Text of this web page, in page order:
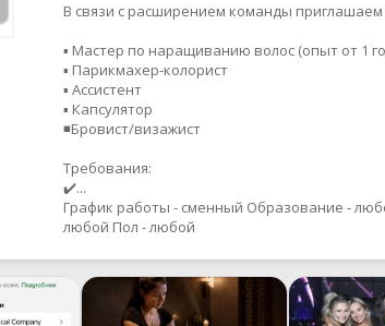
В связи с расширением команды приглашаем
▪️ Мастер по наращиванию волос (опыт от 1
▪️ Парикмахер-колорист
▪️ Ассистент
▪️ Капсулятор
◾️Бровист/визажист
Требования:
✔️...
График работы - сменный Образование -
любой Пол - любой